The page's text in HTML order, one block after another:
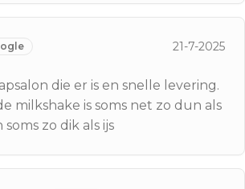
21-7-2025
die er is en snelle levering.
milkshake is soms net zo dun als
zo dik als ijs